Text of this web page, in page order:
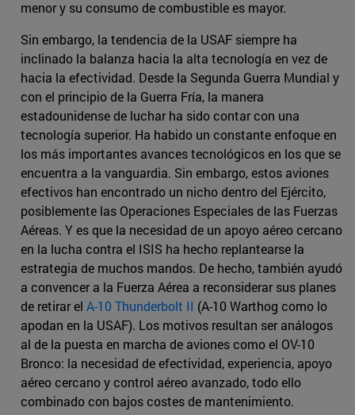
menor y su consumo de combustible es mayor.
Sin embargo, la tendencia de la USAF siempre ha
inclinado la balanza hacia la alta tecnología en vez de
hacia la efectividad. Desde la Segunda Guerra Mundial y
con el principio de la Guerra Fría, la manera
estadounidense de luchar ha sido contar con una
tecnología superior. Ha habido un constante enfoque en
los más importantes avances tecnológicos en los que se
encuentra a la vanguardia. Sin embargo, estos aviones
efectivos han encontrado un nicho dentro del Ejército,
posiblemente las Operaciones Especiales de las Fuerzas
Aéreas. Y es que la necesidad de un apoyo aéreo cercano
en la lucha contra el ISIS ha hecho replantearse la
estrategia de muchos mandos. De hecho, también ayudó
a convencer a la Fuerza Aérea a reconsiderar sus planes
de retirar el A-10 Thunderbolt II (A-10 Warthog como lo
apodan en la USAF). Los motivos resultan ser análogos
al de la puesta en marcha de aviones como el OV-10
Bronco: la necesidad de efectividad, experiencia, apoyo
aéreo cercano y control aéreo avanzado, todo ello
combinado con bajos costes de mantenimiento.